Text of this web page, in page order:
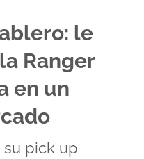
le
Ranger
en un
su pick up